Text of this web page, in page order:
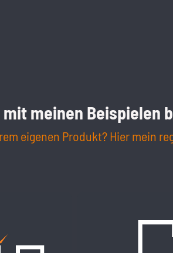
meinen Beispielen
eigenen Produkt? Hier mein